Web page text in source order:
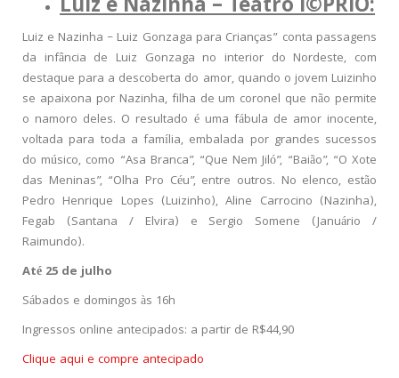
Luiz e Nazinha – TeatroI©PRIO:
Luiz e Nazinha – Luiz Gonzaga para Crianças” conta passagens
da infância de Luiz Gonzaga no interior do Nordeste, com
destaque para a descoberta do amor, quando o jovem Luizinho
se apaixona por Nazinha, filha de um coronel que não permite
o namoro deles. O resultado é uma fábula de amor inocente,
voltada para toda a família, embalada por grandes sucessos
do músico, como “Asa Branca”, “Que Nem Jiló”, “Baião”, “O Xote
das Meninas”, “Olha Pro Céu”, entre outros. No elenco, estão
Pedro Henrique Lopes (Luizinho), Aline Carrocino (Nazinha),
Fegab (Santana / Elvira) e Sergio Somene (Januário /
Raimundo).
Até 25 de julho
Sábados e domingos às 16h
Ingressos online antecipados: a partir de R$44,90
Clique aqui e compre antecipado